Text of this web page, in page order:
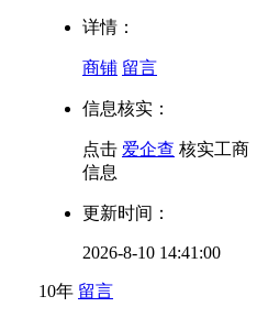
详情：
商铺 留言
信息核实：
点击 爱企查 核实工商
信息
更新时间：
2026-8-10 14:41:00
10年 留言